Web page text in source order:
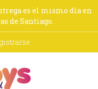
es el mismo día en
de Santiago.